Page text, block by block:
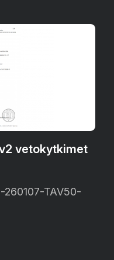
vetokytkimet
260107-TAV50-